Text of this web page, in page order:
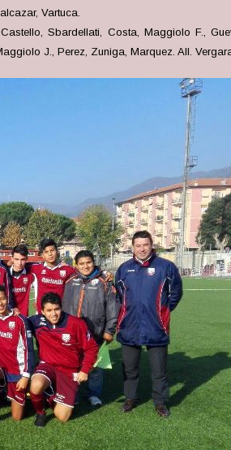
Vartuca.
Castello, Sbardellati, Costa, Maggiolo F.,
J., Perez, Zuniga, Marquez. All.